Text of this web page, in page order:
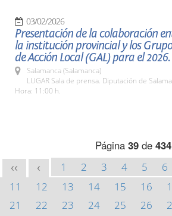
03/02/2026
Presentación de la colaboración
la institución provincial y los
de Acción Local (GAL) para el 2026.
Salamanca (Salamanca)
LUGAR Sala de prensa. Diputación de
Hora: 11:00 h.
Página 39 de 434
<< < 1 2 3 4 5 6
11
12 13 14 15 16
21
22 23 24 25 26